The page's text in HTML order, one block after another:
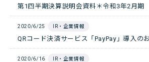
第1四半期決算説明会資料＊令和3年2月期
2020/6/25 IR・企業情報
QRコード決済サービス「PayPay」導入の
2020/6/16 IR・企業情報